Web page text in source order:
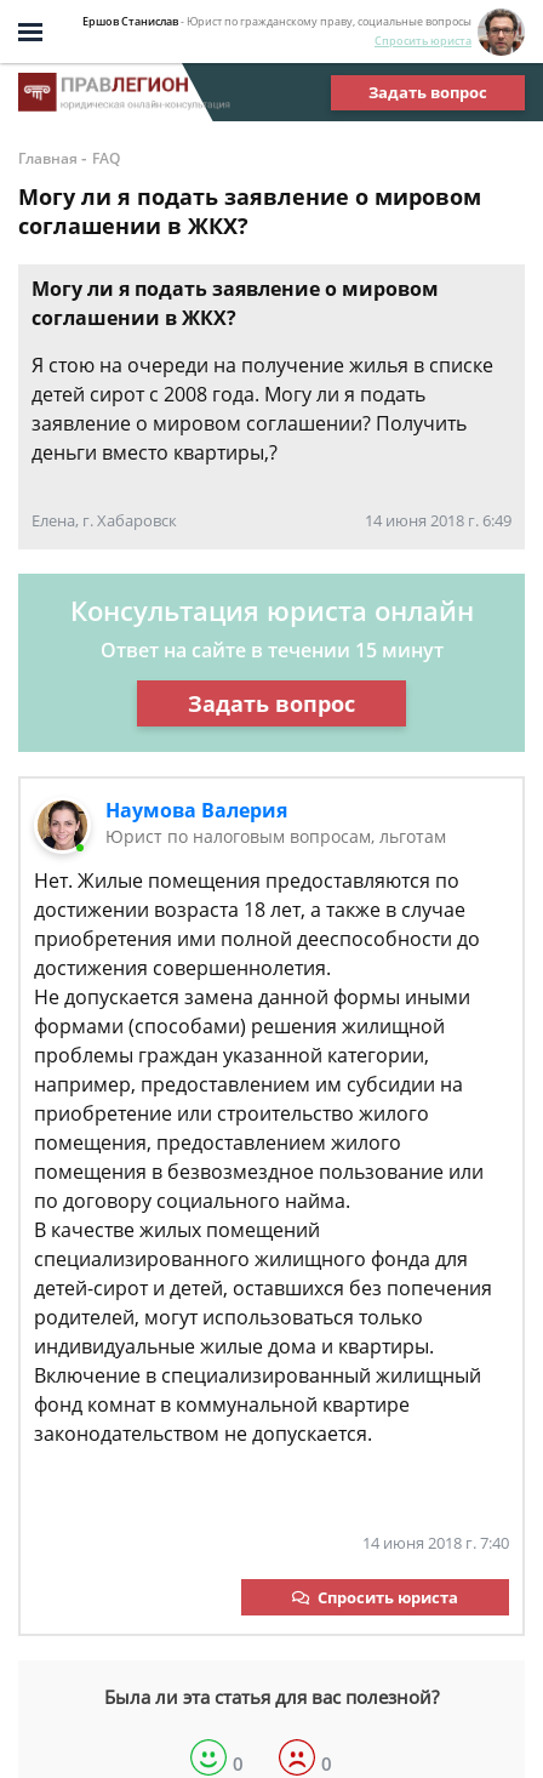
Ершов Станислав- Юрист по гражданскому праву, социальные вопросы
Спросить юриста
Задать вопрос
Главная - FAQ
Могу ли я подать заявление о мировом
соглашении в ЖКХ?
Могу ли я подать заявление о мировом
соглашении в ЖКХ?
Я стою на очереди на получение жилья в списке
детей сирот с 2008 года. Могу ли я подать
заявление о мировом соглашении? Получить
деньги вместо квартиры,?
Елена, г. Хабаровск 14 июня 2018 г. 6:49
Консультация юриста онлайн
Ответ на сайте в течении 15 минут
Задать вопрос
Наумова Валерия
Юрист по налоговым вопросам, льготам
Нет. Жилые помещения предоставляются по
достижении возраста 18 лет, а также в случае
приобретения ими полной дееспособности до
достижения совершеннолетия.
Не допускается замена данной формы иными
формами (способами) решения жилищной
проблемы граждан указанной категории,
например, предоставлением им субсидии на
приобретение или строительство жилого
помещения, предоставлением жилого
помещения в безвозмездное пользование или
по договору социального найма.
В качестве жилых помещений
специализированного жилищного фонда для
детей-сирот и детей, оставшихся без попечения
родителей, могут использоваться только
индивидуальные жилые дома и квартиры.
Включение в специализированный жилищный
фонд комнат в коммунальной квартире
законодательством не допускается.
14 июня 2018 г. 7:40
Спросить юриста
Была ли эта статья для вас полезной?
0 0